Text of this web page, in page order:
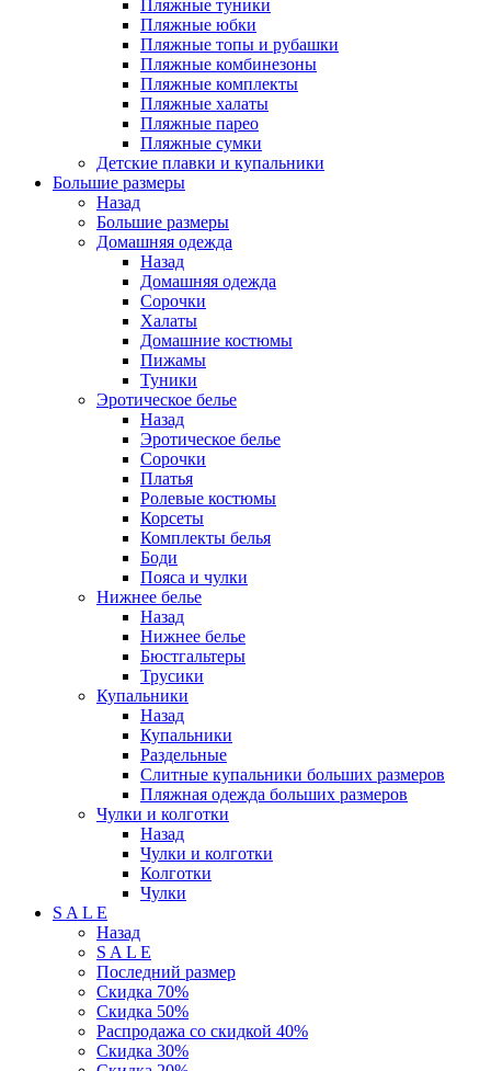
Пляжные туники
Пляжные юбки
Пляжные топы и рубашки
Пляжные комбинезоны
Пляжные комплекты
Пляжные халаты
Пляжные парео
Пляжные сумки
Детские плавки и купальники
Большие размеры
Назад
Большие размеры
Домашняя одежда
Назад
Домашняя одежда
Сорочки
Халаты
Домашние костюмы
Пижамы
Туники
Эротическое белье
Назад
Эротическое белье
Сорочки
Платья
Ролевые костюмы
Корсеты
Комплекты белья
Боди
Пояса и чулки
Нижнее белье
Назад
Нижнее белье
Бюстгальтеры
Трусики
Купальники
Назад
Купальники
Раздельные
Слитные купальники больших размеров
Пляжная одежда больших размеров
Чулки и колготки
Назад
Чулки и колготки
Колготки
Чулки
S A L E
Назад
S A L E
Последний размер
Скидка 70%
Скидка 50%
Распродажа со скидкой 40%
Скидка 30%